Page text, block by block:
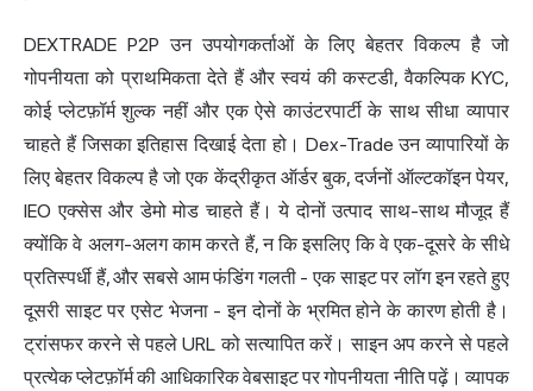
DEXTRADE P2P उन उपयोगकर्ताओं के लिए बेहतर विकल्प है जो
गोपनीयता को प्राथमिकता देते हैं और स्वयं की कस्टडी, वैकल्पिक KYC,
कोई प्लेटफ़ॉर्म शुल्क नहीं और एक ऐसे काउंटरपार्टी के साथ सीधा व्यापार
चाहते हैं जिसका इतिहास दिखाई देता हो। Dex-Trade उन व्यापारियों के
लिए बेहतर विकल्प है जो एक केंद्रीकृत ऑर्डर बुक, दर्जनों ऑल्टकॉइन पेयर,
IEO एक्सेस और डेमो मोड चाहते हैं। ये दोनों उत्पाद साथ-साथ मौजूद हैं
क्योंकि वे अलग-अलग काम करते हैं, न कि इसलिए कि वे एक-दूसरे के सीधे
प्रतिस्पर्धी हैं, और सबसे आम फंडिंग गलती - एक साइट पर लॉग इन रहते हुए
दूसरी साइट पर एसेट भेजना - इन दोनों के भ्रमित होने के कारण होती है।
ट्रांसफर करने से पहले URL को सत्यापित करें। साइन अप करने से पहले
प्रत्येक प्लेटफ़ॉर्म की आधिकारिक वेबसाइट पर गोपनीयता नीति पढ़ें। व्यापक